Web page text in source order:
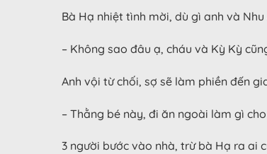
Bà Hạ nhiệt tình mời, dù gì anh và
– Không sao đâu ạ, cháu và Kỳ Kỳ
Anh vội từ chối, sợ sẽ làm phiền đến
– Thằng bé này, đi ăn ngoài làm gì
3 người bước vào nhà, trừ bà Hạ ra ai